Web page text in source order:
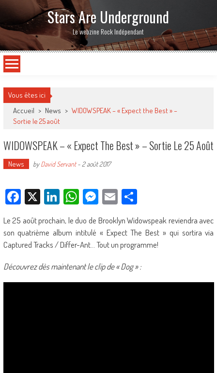
Stars Are Underground
Le webzine Rock Indépendant
Vous êtes ici
Accueil > News > WIDOWSPEAK – « Expect the Best » –
Sortie le 25 août
WIDOWSPEAK – « Expect The Best » – Sortie Le 25 Août
News byDavid Servant- 2 août 2017
Facebook
X LinkedIn
WhatsApp
Messenger
EmailPartager
Le 25 août prochain, le duo de Brooklyn Widowspeak reviendra avec
son quatrième album intitulé « Expect The Best » qui sortira via
Captured Tracks / Differ-Ant… Tout un programme!
Découvrez dès maintenant le clip de « Dog » :